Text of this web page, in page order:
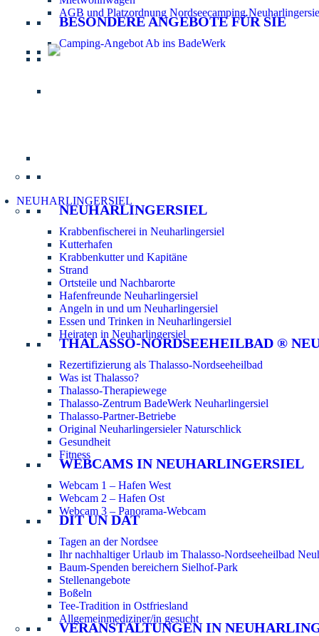
AGB und Platzordnung Nordseecamping
BESONDERE ANGEBOTE FÜR SIE
Camping-Angebot Ab ins BadeWerk
NEUHARLINGERSIEL
NEUHARLINGERSIEL
Krabbenfischerei in Neuharlingersiel
Kutterhafen
Krabbenkutter und Kapitäne
Strand
Ortsteile und Nachbarorte
Hafenfreunde Neuharlingersiel
Angeln in und um Neuharlingersiel
Essen und Trinken in Neuharlingersiel
Heiraten in Neuharlingersiel
THALASSO-NORDSEEHEILBAD ®
Rezertifizierung als Thalasso-Nordseeheilbad
Was ist Thalasso?
Thalasso-Therapiewege
Thalasso-Zentrum BadeWerk Neuharlingersiel
Thalasso-Partner-Betriebe
Original Neuharlingersieler Naturschlick
Gesundheit
Fitness
WEBCAMS IN NEUHARLINGERSIEL
Webcam 1 – Hafen West
Webcam 2 – Hafen Ost
Webcam 3 – Panorama-Webcam
DIT UN DAT
Tagen an der Nordsee
Ihr nachhaltiger Urlaub im Thalasso-Nordseeheilbad
Baum-Spenden bereichern Sielhof-Park
Stellenangebote
Boßeln
Tee-Tradition in Ostfriesland
Allgemeinmediziner/in gesucht
VERANSTALTUNGEN IN